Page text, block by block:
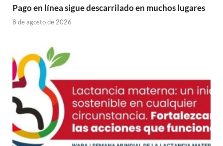
Pago en línea sigue descarrilado en muchos lugares
8 de agosto de 2026